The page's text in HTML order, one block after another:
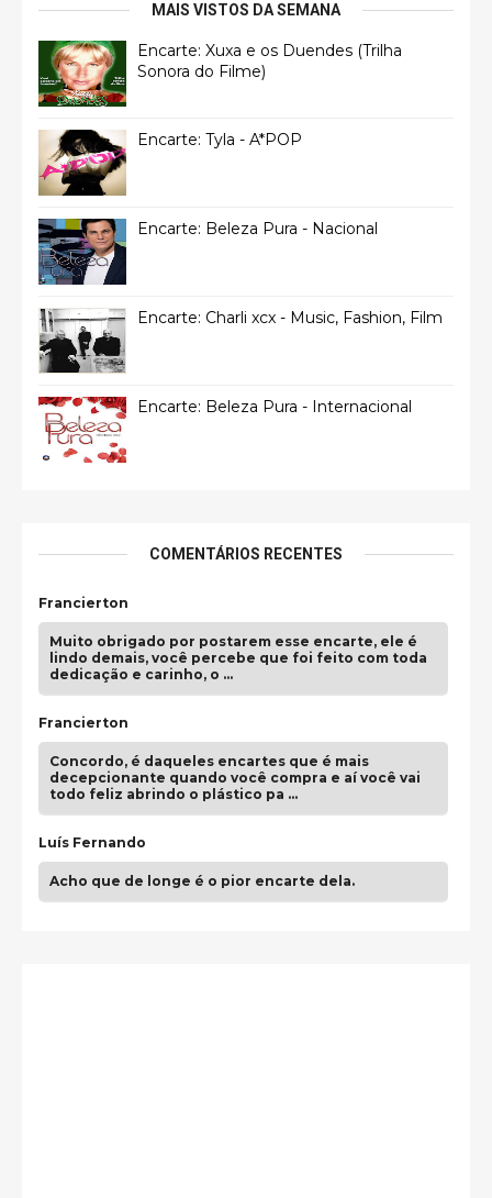
MAIS VISTOS DA SEMANA
Encarte: Xuxa e os Duendes (Trilha
Sonora do Filme)
Encarte: Tyla - A*POP
Encarte: Beleza Pura - Nacional
Encarte: Charli xcx - Music, Fashion, Film
Encarte: Beleza Pura - Internacional
COMENTÁRIOS RECENTES
Francierton
Muito obrigado por postarem esse encarte, ele é
lindo demais, você percebe que foi feito com toda
dedicação e carinho, o …
Francierton
Concordo, é daqueles encartes que é mais
decepcionante quando você compra e aí você vai
todo feliz abrindo o plástico pa …
Luís Fernando
Acho que de longe é o pior encarte dela.